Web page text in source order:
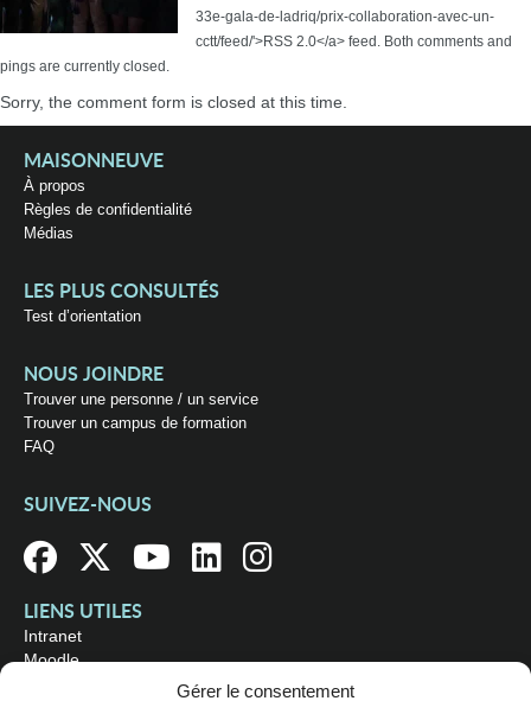
Gérer le consentement
33e-gala-de-ladriq/prix-collaboration-avec-un-
cctt/feed/'>RSS 2.0</a> feed. Both comments and
pings are currently closed.
Sorry, the comment form is closed at this time.
MAISONNEUVE
À propos
Règles de confidentialité
Médias
LES PLUS CONSULTÉS
Test d’orientation
NOUS JOINDRE
Trouver une personne / un service
Trouver un campus de formation
FAQ
SUIVEZ-NOUS
LIENS UTILES
Intranet
Moodle